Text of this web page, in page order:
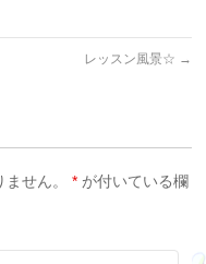
レッスン風景☆ →
せん。 * が付いている欄